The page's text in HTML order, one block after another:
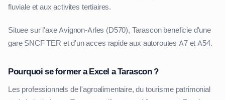
fluviale et aux activites tertiaires.
Situee sur l'axe Avignon-Arles (D570), Tarascon beneficie d'une
gare SNCF TER et d'un acces rapide aux autoroutes A7 et A54.
Pourquoi se former a Excel a Tarascon ?
Les professionnels de l'agroalimentaire, du tourisme patrimonial